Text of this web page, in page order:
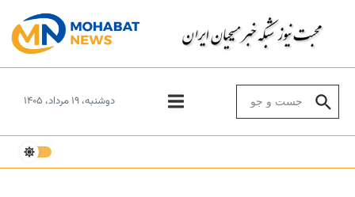
دوشنبه، ۱۹ مرداد، ۱۴۰۵